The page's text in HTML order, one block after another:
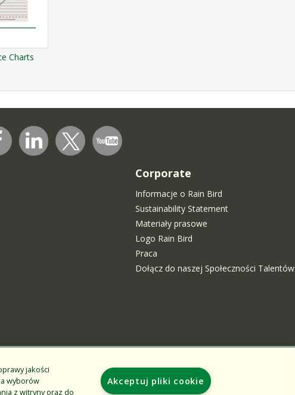
Charts
Corporate
Informacje o Rain Bird
Sustainability Statement
Materiały prasowe
Logo Rain Bird
Praca
Dołącz do naszej Społeczności Talentów
jakości
wyborów
z witryny oraz do
Akceptuj pliki cookie